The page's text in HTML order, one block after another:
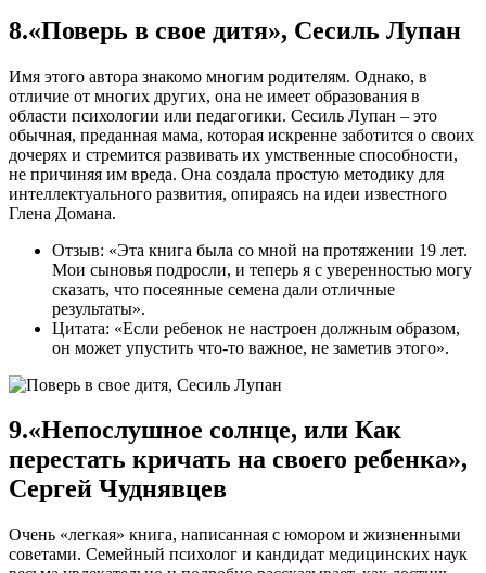
8.«Поверь в свое дитя», Сесиль Лупан
Имя этого автора знакомо многим родителям. Однако, в
отличие от многих других, она не имеет образования в
области психологии или педагогики. Сесиль Лупан – это
обычная, преданная мама, которая искренне заботится о своих
дочерях и стремится развивать их умственные способности,
не причиняя им вреда. Она создала простую методику для
интеллектуального развития, опираясь на идеи известного
Глена Домана.
Отзыв: «Эта книга была со мной на протяжении 19 лет.
Мои сыновья подросли, и теперь я с уверенностью могу
сказать, что посеянные семена дали отличные
результаты».
Цитата: «Если ребенок не настроен должным образом,
он может упустить что-то важное, не заметив этого».
9.«Непослушное солнце, или Как
перестать кричать на своего ребенка»,
Сергей Чуднявцев
Очень «легкая» книга, написанная с юмором и жизненными
советами. Семейный психолог и кандидат медицинских наук